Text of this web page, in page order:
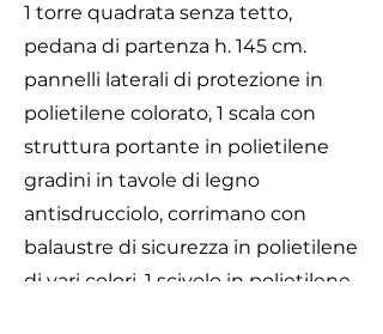
1 torre quadrata senza tetto,
pedana di partenza h. 145 cm.
pannelli laterali di protezione in
polietilene colorato, 1 scala con
struttura portante in polietilene
gradini in tavole di legno
antisdrucciolo, corrimano con
balaustre di sicurezza in polietilene
di vari colori, 1 scivolo in polietilene